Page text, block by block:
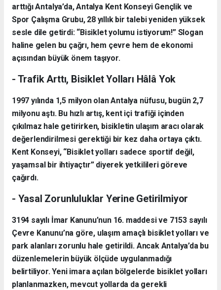
arttığı Antalya’da, Antalya Kent Konseyi Gençlik ve
Spor Çalışma Grubu, 28 yıllık bir talebi yeniden yüksek
sesle dile getirdi: “Bisiklet yolumu istiyorum!” Slogan
haline gelen bu çağrı, hem çevre hem de ekonomi
açısından büyük önem taşıyor.
- Trafik Arttı, Bisiklet Yolları Hâlâ Yok
1997 yılında 1,5 milyon olan Antalya nüfusu, bugün 2,7
milyonu aştı. Bu hızlı artış, kent içi trafiği içinden
çıkılmaz hale getirirken, bisikletin ulaşım aracı olarak
değerlendirilmesi gerektiği bir kez daha ortaya çıktı.
Kent Konseyi, “Bisiklet yolları sadece sportif değil,
yaşamsal bir ihtiyaçtır” diyerek yetkilileri göreve
çağırdı.
- Yasal Zorunluluklar Yerine Getirilmiyor
3194 sayılı İmar Kanunu’nun 16. maddesi ve 7153 sayılı
Çevre Kanunu’na göre, ulaşım amaçlı bisiklet yolları ve
park alanları zorunlu hale getirildi. Ancak Antalya’da bu
düzenlemelerin büyük ölçüde uygulanmadığı
belirtiliyor. Yeni imara açılan bölgelerde bisiklet yolları
planlanmazken, mevcut yollarda da gerekli